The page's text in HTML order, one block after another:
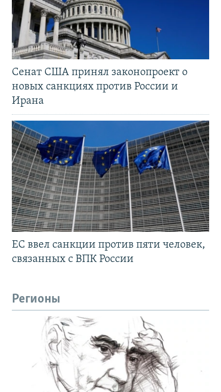
Сенат США принял законопроект о
новых санкциях против России и
Ирана
ЕС ввел санкции против пяти человек,
связанных с ВПК России
Регионы